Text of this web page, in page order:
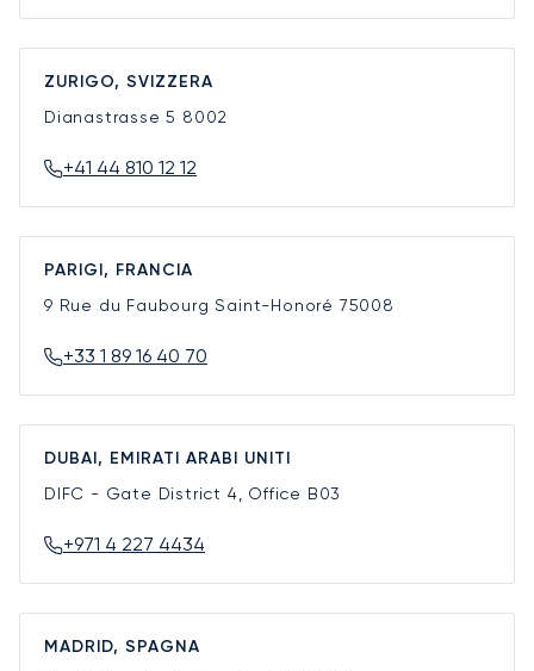
ZURIGO, SVIZZERA
Dianastrasse 5 8002
+41 44 810 12 12
PARIGI, FRANCIA
9 Rue du Faubourg Saint-Honoré 75008
+33 1 89 16 40 70
DUBAI, EMIRATI ARABI UNITI
DIFC - Gate District 4, Office B03
+971 4 227 4434
MADRID, SPAGNA